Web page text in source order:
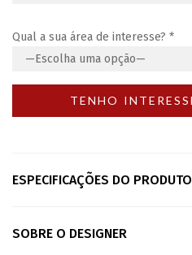
Qual a sua área de interesse? *
ESPECIFICAÇÕES DO PRODUTO
SOBRE O DESIGNER